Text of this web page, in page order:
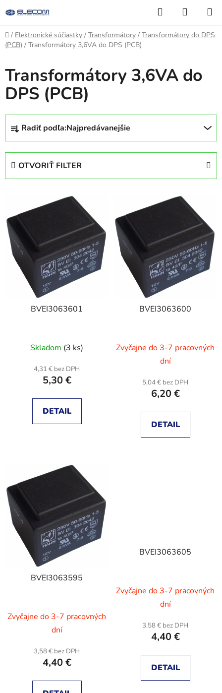
na
obsah
Hľadať
KOŠÍK
Domov
/ Elektronické súčiastky / Transformátory / Transformátory do DPS
(PCB) / Transformátory 3,6VA do DPS (PCB)
Transformátory 3,6VA do
DPS (PCB)
R
d
r
o
d
Radiť podľa:Najpredávanejšie
OTVORIŤ FILTER
p
s
BVEI3063601
Skladom (3 ks)
4,31 € bez DPH
5,30 €
DETAIL
BVEI3063600
Zvyčajne do 3-7 pracovných
dní
5,04 € bez DPH
6,20 €
DETAIL
BVEI3063595
Zvyčajne do 3-7 pracovných
dní
3,58 € bez DPH
4,40 €
BVEI3063605
Zvyčajne do 3-7 pracovných
dní
3,58 € bez DPH
4,40 €
DETAIL